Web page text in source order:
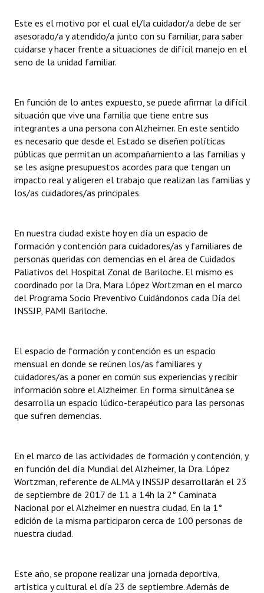
Este es el motivo por el cual el/la cuidador/a debe de ser
asesorado/a y atendido/a junto con su familiar, para saber
cuidarse y hacer frente a situaciones de difícil manejo en el
seno de la unidad familiar.
En función de lo antes expuesto, se puede afirmar la difícil
situación que vive una familia que tiene entre sus
integrantes a una persona con Alzheimer. En este sentido
es necesario que desde el Estado se diseñen políticas
públicas que permitan un acompañamiento a las familias y
se les asigne presupuestos acordes para que tengan un
impacto real y aligeren el trabajo que realizan las familias y
los/as cuidadores/as principales.
En nuestra ciudad existe hoy en día un espacio de
formación y contención para cuidadores/as y familiares de
personas queridas con demencias en el área de Cuidados
Paliativos del Hospital Zonal de Bariloche. El mismo es
coordinado por la Dra. Mara López Wortzman en el marco
del Programa Socio Preventivo Cuidándonos cada Día del
INSSJP, PAMI Bariloche.
El espacio de formación y contención es un espacio
mensual en donde se reúnen los/as familiares y
cuidadores/as a poner en común sus experiencias y recibir
información sobre el Alzheimer. En forma simultánea se
desarrolla un espacio lúdico-terapéutico para las personas
que sufren demencias.
En el marco de las actividades de formación y contención, y
en función del día Mundial del Alzheimer, la Dra. López
Wortzman, referente de ALMA y INSSJP desarrollarán el 23
de septiembre de 2017 de 11 a 14h la 2° Caminata
Nacional por el Alzheimer en nuestra ciudad. En la 1°
edición de la misma participaron cerca de 100 personas de
nuestra ciudad.
Este año, se propone realizar una jornada deportiva,
artística y cultural el día 23 de septiembre. Además de